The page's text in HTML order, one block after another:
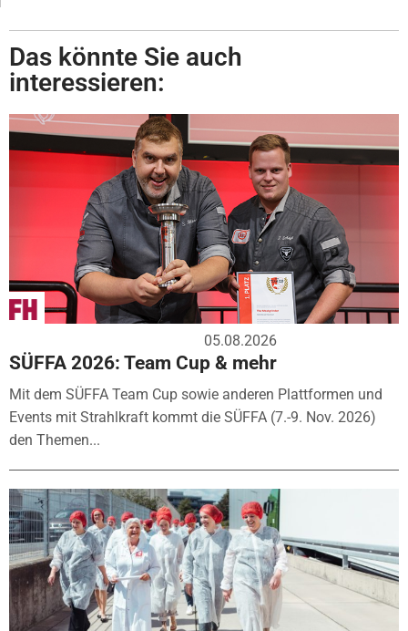
Das könnte Sie auch
interessieren:
05.08.2026
SÜFFA 2026: Team Cup & mehr
Mit dem SÜFFA Team Cup sowie anderen Plattformen und
Events mit Strahlkraft kommt die SÜFFA (7.-9. Nov. 2026)
den Themen...